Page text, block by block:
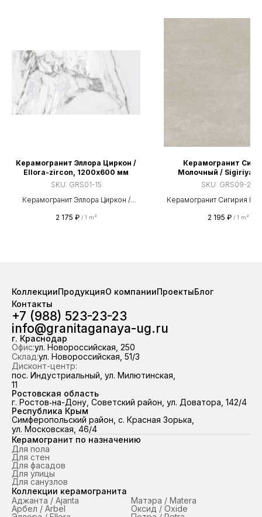
Керамогранит Эллора Циркон /
Ellora-zircon, 1200х600 мм
SKU: GRS01-15
Керамогранит Эллора Циркон /
2 175 ₽ / 1 m²
Керамогранит
Молочный / Sigiriya-
600х600 мм
SKU: GRS09-29
Керамогранит Сигирия
2 195 ₽ / 1 m²
КоллекцииПродукцияО компанииПроектыБлог
Контакты
+7 (988) 523-23-23
info@granitaganaya-ug.ru
г. Краснодар
Офис:ул. Новороссийская, 250
Склад:ул. Новороссийская, 51/3
Дисконт-центр:
пос. Индустриальный, ул. Милютинская,
11
Ростовская область
г. Ростов‑на-Дону, Советский район, ул. Доватора, 142/4
Республика Крым
Симферопольский район, с. Красная Зорька,
ул. Московская, 46/4
Керамогранит по назначению
Для пола
Для стен
Для фасадов
Для улицы
Для санузлов
Коллекции керамогранита
Аджанта / Ajanta
Арбел / Arbel
Матэра / Matera
Оксид / Oxide